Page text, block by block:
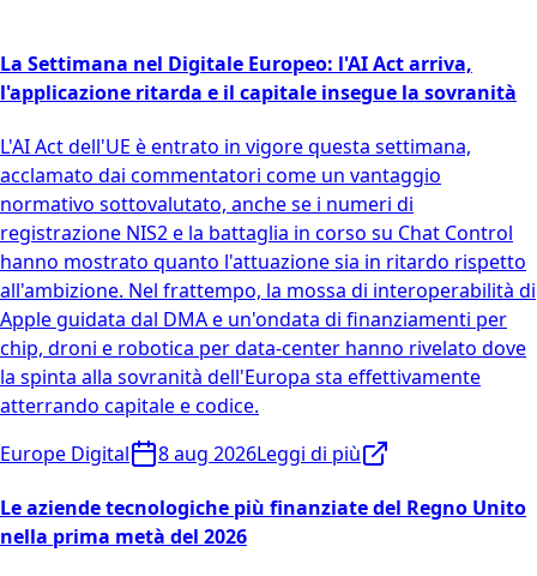
La Settimana nel Digitale Europeo: l'AI Act arriva,
l'applicazione ritarda e il capitale insegue la sovranità
L'AI Act dell'UE è entrato in vigore questa settimana,
acclamato dai commentatori come un vantaggio
normativo sottovalutato, anche se i numeri di
registrazione NIS2 e la battaglia in corso su Chat Control
hanno mostrato quanto l'attuazione sia in ritardo rispetto
all'ambizione. Nel frattempo, la mossa di interoperabilità di
Apple guidata dal DMA e un'ondata di finanziamenti per
chip, droni e robotica per data-center hanno rivelato dove
la spinta alla sovranità dell'Europa sta effettivamente
atterrando capitale e codice.
Europe Digital
8 aug 2026Leggi di più
Le aziende tecnologiche più finanziate del Regno Unito
nella prima metà del 2026